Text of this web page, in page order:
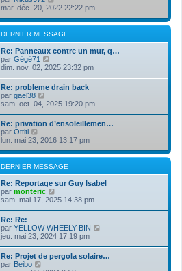
e
s
s
g
i
e
r
m
e
s
a
e
d
e
r
n
i
e
r
m
e
s
s
a
g
o
r
l
d
e
r
n
i
e
m
e
s
a
e
mar. déc. 20, 2022 22:22 pm
DERNIER MESSAGE
Re: Panneaux contre un mur, q…
par Gégé71
o
l
e
d
e
r
i
e
r
m
e
s
s
a
dim. nov. 02, 2025 23:32 pm
Re: probleme drain back
par gael38
o
l
e
d
e
r
n
i
e
r
m
e
s
a
sam. oct. 04, 2025 19:20 pm
Re: privation d’ensoleillemen…
par Ottiti
o
r
l
d
e
r
n
i
r
m
e
s
s
lun. mai 23, 2016 13:17 pm
DERNIER MESSAGE
Re: Reportage sur Guy Isabel
par monteric
o
e
d
e
r
sam. mai 17, 2025 14:38 pm
Re: Re:
par YELLOW WHEELY BIN
l
jeu. mai 23, 2024 17:19 pm
Re: Projet de pergola solaire…
par Beibo